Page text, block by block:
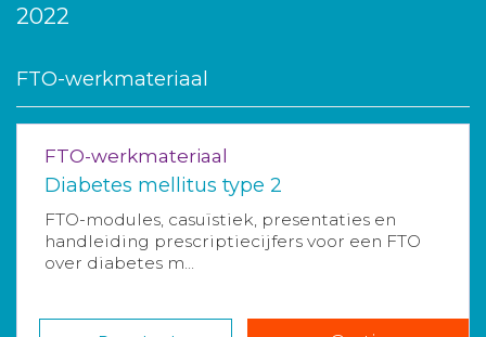
2022
FTO-werkmateriaal
FTO-werkmateriaal
Diabetes mellitus type 2
FTO-modules, casuïstiek, presentaties en
handleiding prescriptiecijfers voor een FTO
over diabetes m...